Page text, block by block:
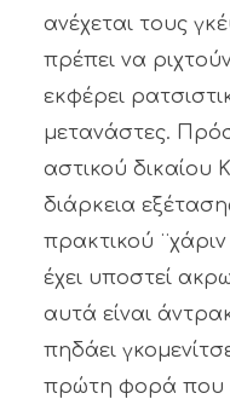
ανέχεται τους
πρέπει να
εκφέρει
μετανάστες.
αστικού δικαίου
διάρκεια
πρακτικού
έχει υποστεί
αυτά είναι
πηδάει
πρώτη φορά που